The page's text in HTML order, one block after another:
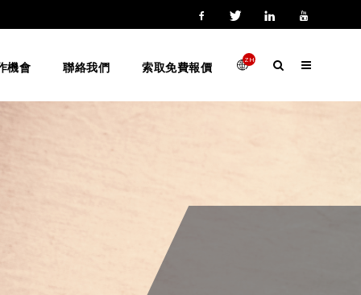
ZH-
HANT
機會 聯絡我們 索取免費報價